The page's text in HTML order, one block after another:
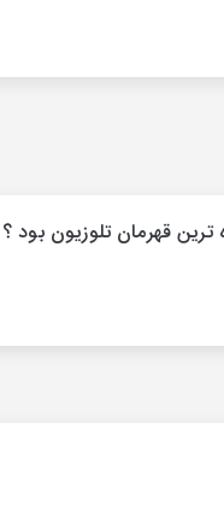
قهرمان تلوزیون بود